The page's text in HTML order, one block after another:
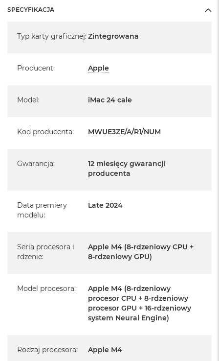
Pochodzi od polskiego, oficjalnego dystrybutora Apple.
Istnieje możliwość przedłużenia gwarancji producenta.
Posiada fabryczne opakowanie
Język polski wybieramy przy pierwszym uruchomieniu
Zawartość zestawu:
Mysz Magic Mouse
SPECYFIKACJA
Typ karty graficznej: Zintegrowana
Producent: Apple
Model: iMac 24 cale
Kod producenta: MWUE3ZE/A/R1/NUM
Gwarancja:
12 miesięcy gwarancji
producenta
Data premiery
modelu:
Late 2024
Seria procesora i
rdzenie:
Apple M4 (8-rdzeniowy CPU +
8-rdzeniowy GPU)
Model procesora:
Apple M4 (8-rdzeniowy
procesor CPU + 8-rdzeniowy
procesor GPU + 16-rdzeniowy
system Neural Engine)
Rodzaj procesora: Apple M4